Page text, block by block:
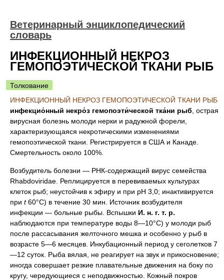
Ветеринарный энциклопедический
словарь
ИНФЕКЦИОННЫЙ НЕКРОЗ
ГЕМОПОЭТИЧЕСКОЙ ТКАНИ РЫБ
Толкование
ИНФЕКЦИОННЫЙ НЕКРОЗ ГЕМОПОЭТИЧЕСКОЙ ТКАНИ РЫБ
инфекцио́нный некро́з гемопоэти́ческой тка́ни рыб , острая
вирусная болезнь молоди нерки и радужной форели,
характеризующаяся некротическими изменениями
гемопоэтической ткани. Регистрируется в США и Канаде.
Смертельность около 100%.
Возбудитель болезни — РНК-содержащий вирус семейства
Rhabdoviridae. Реплицируется в перевиваемых культурах
клеток рыб; неустойчив к эфиру и при pH 3,0; инактивируется
при t60°C) в течение 30 мин. Источник возбудителя
инфекции — больные рыбы. Вспышки И. н. г. т. р.
наблюдаются при температуре воды 8—10°C) у молоди рыб
после рассасывания желточного мешка и особенно у рыб в
возрасте 5—6 месяцев. Инкубационный период у сеголетков 7
—12 суток. Рыба вялая, не реагирует на звук и прикосновение;
иногда совершает резкие плавательные движения на боку по
кругу, чередующиеся с неподвижностью. Кожный покров